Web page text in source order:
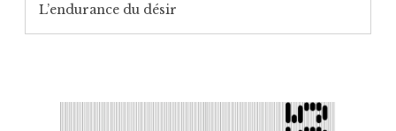
L’endurance du désir